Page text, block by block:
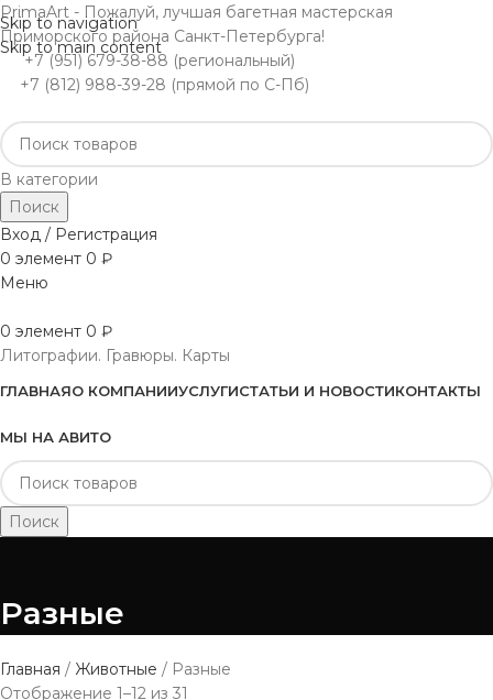
Skip to navigation
Skip to main content
PrimaArt - Пожалуй, лучшая багетная мастерская
Приморского района Санкт-Петербурга!
+7 (951) 679-38-88 (региональный)
+7 (812) 988-39-28 (прямой по С-Пб)
В категории
Поиск
Вход / Регистрация
0 элемент 0 ₽
Меню
0 элемент 0 ₽
Литографии. Гравюры. Карты
ГЛАВНАЯО КОМПАНИИУСЛУГИСТАТЬИ И НОВОСТИКОНТАКТЫ
МЫ НА АВИТО
Поиск
Разные
Главная Животные
Разные
Отображение 1–12 из 31